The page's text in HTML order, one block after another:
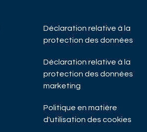
Déclaration relative à la
protection des données
Déclaration relative à la
protection des données
marketing
Politique en matière
d'utilisation des cookies